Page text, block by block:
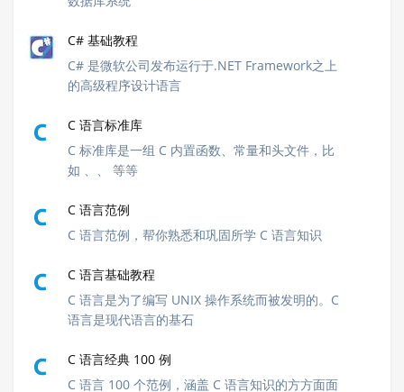
C# 基础教程
C# 是微软公司发布运行于.NET Framework之上
的高级程序设计语言
C 语言标准库
C 标准库是一组 C 内置函数、常量和头文件，比
如 、 、 等等
C 语言范例
C 语言范例，帮你熟悉和巩固所学 C 语言知识
C 语言基础教程
C 语言是为了编写 UNIX 操作系统而被发明的。C
语言是现代语言的基石
C 语言经典 100 例
C 语言 100 个范例，涵盖 C 语言知识的方方面面